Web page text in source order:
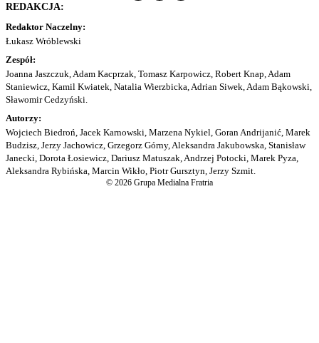
REDAKCJA:
Redaktor Naczelny:
Łukasz Wróblewski
Zespół:
Joanna Jaszczuk, Adam Kacprzak, Tomasz Karpowicz, Robert Knap, Adam
Staniewicz, Kamil Kwiatek, Natalia Wierzbicka, Adrian Siwek, Adam Bąkowski,
Sławomir Cedzyński.
Autorzy:
Wojciech Biedroń, Jacek Karnowski, Marzena Nykiel, Goran Andrijanić, Marek
Budzisz, Jerzy Jachowicz, Grzegorz Górny, Aleksandra Jakubowska, Stanisław
Janecki, Dorota Łosiewicz, Dariusz Matuszak, Andrzej Potocki, Marek Pyza,
Aleksandra Rybińska, Marcin Wikło, Piotr Gursztyn, Jerzy Szmit.
© 2026 Grupa Medialna Fratria